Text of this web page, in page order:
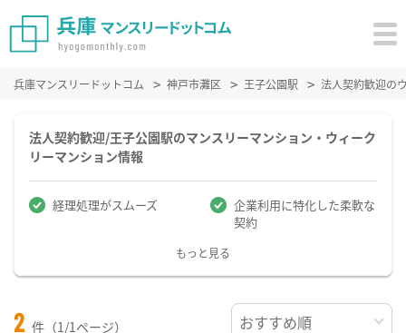
兵庫マンスリードットコム 神戸市灘区 王子公園駅 法人契約歓迎の
法人契約歓迎/王子公園駅のマンスリーマンション・ウィーク
リーマンション情報
経理処理がスムーズ
企業利用に特化した柔軟な
契約
もっと見る
2 件（1/1ページ）